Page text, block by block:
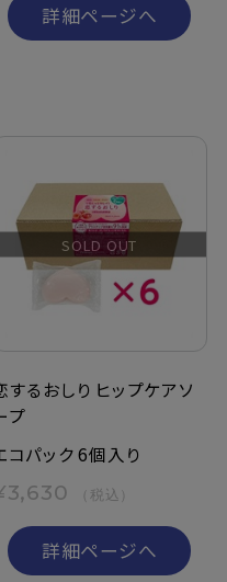
詳細ページへ
SOLD OUT
するおしり ヒップケアソ
プ
コパック 6個入り
（税込）
詳細ページへ